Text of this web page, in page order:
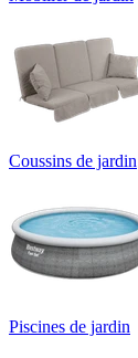
Coussins de jardin
Piscines de jardin